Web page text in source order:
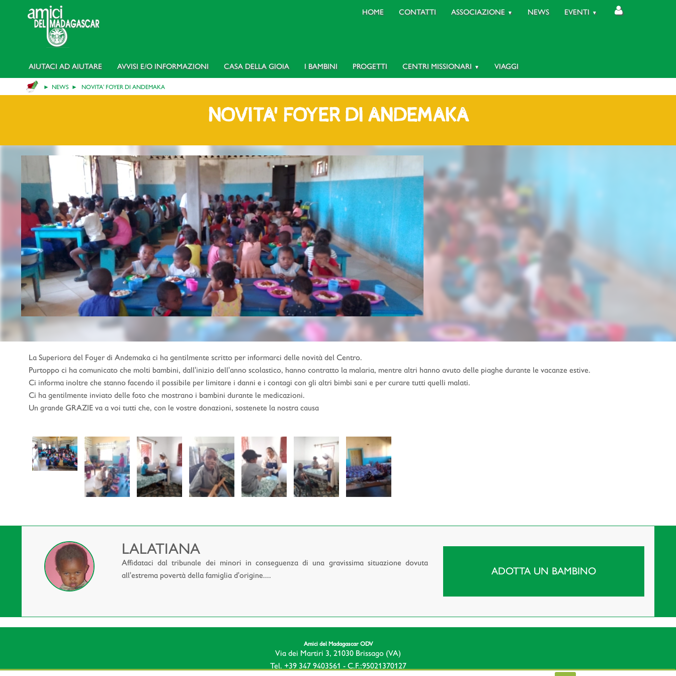
HOME CONTATTI ASSOCIAZIONE NEWS EVENTI
AIUTACI AD AIUTARE AVVISI E/o INFORMAZIONI CASA DELLA GIOIA I BAMBINI PROGETTI CENTRI MISSIONARI VIAGGI
NEWS NOVITA' FOYER DI ANDEMAKA
NOVITA' FOYER DI ANDEMAKA
La Superiora del Foyer di Andemaka ci ha gentilmente scritto per informarci delle novità del Centro.
Purtoppo ci ha comunicato che molti bambini, dall'inizio dell'anno scolastico, hanno contratto la malaria, mentre altri hanno avuto delle piaghe durante le vacanze estive.
Ci informa inoltre che stanno facendo il possibile per limitare i danni e i contagi con gli altri bimbi sani e per curare tutti quelli malati.
Ci ha gentilmente inviato delle foto che mostrano i bambini durante le medicazioni.
Un grande GRAZIE va a voi tutti che, con le vostre donazioni, sostenete la nostra causa
LALATIANA
Affidataci dal tribunale dei minori in conseguenza di una gravissima situazione dovuta
all'estrema povertà della famiglia d'origine....
ADOTTA UN BAMBINO
Amici del Madagascar ODV
Via dei Martiri 3, 21030 Brissago (VA)
Tel. +39 347 9403561 - C.F.:95021370127